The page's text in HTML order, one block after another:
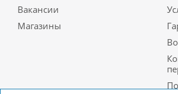
Вакансии
Магазины